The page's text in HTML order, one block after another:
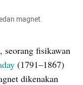
magnet.
seorang fisikawan
(1791–1867)
dikenakan